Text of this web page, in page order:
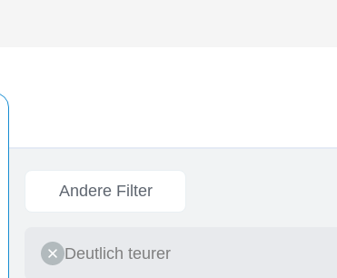
Andere Filter
Deutlich teurer